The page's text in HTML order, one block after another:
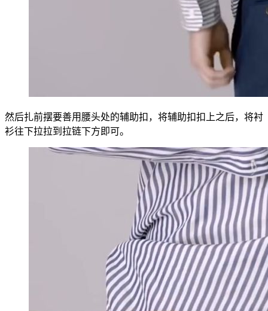
然后扎前摆要善用腰头处的辅助扣，将辅助扣扣上之后，将衬
衫往下拉拉到拉链下方即可。